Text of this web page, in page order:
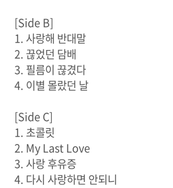
[Side B]
1. 사랑해 반대말
2. 끊었던 담배
3. 필름이 끊겼다
4. 이별 몰랐던 날
[Side C]
1. 초콜릿
2. My Last Love
3. 사랑 후유증
4. 다시 사랑하면 안되니